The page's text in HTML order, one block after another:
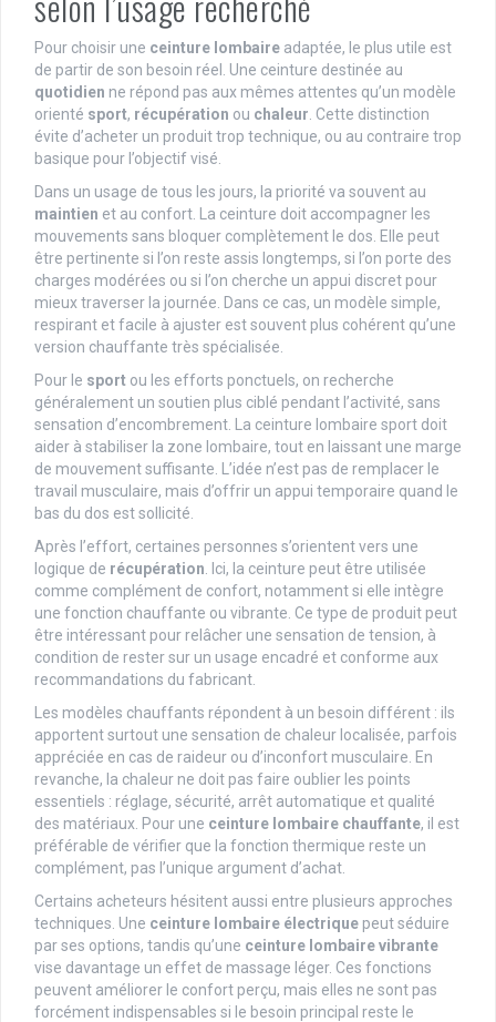
Pour choisir une ceinture lombaire adaptée, le plus utile est
de partir de son besoin réel. Une ceinture destinée au
quotidien ne répond pas aux mêmes attentes qu’un modèle
orienté sport, récupération ou chaleur . Cette distinction
évite d’acheter un produit trop technique, ou au contraire trop
basique pour l’objectif visé.
Dans un usage de tous les jours, la priorité va souvent au
maintien et au confort. La ceinture doit accompagner les
mouvements sans bloquer complètement le dos. Elle peut
être pertinente si l’on reste assis longtemps, si l’on porte des
charges modérées ou si l’on cherche un appui discret pour
mieux traverser la journée. Dans ce cas, un modèle simple,
respirant et facile à ajuster est souvent plus cohérent qu’une
version chauffante très spécialisée.
Pour le sport ou les efforts ponctuels, on recherche
généralement un soutien plus ciblé pendant l’activité, sans
sensation d’encombrement. La ceinture lombaire sport doit
aider à stabiliser la zone lombaire, tout en laissant une marge
de mouvement suffisante. L’idée n’est pas de remplacer le
travail musculaire, mais d’offrir un appui temporaire quand le
bas du dos est sollicité.
Après l’effort, certaines personnes s’orientent vers une
logique de récupération . Ici, la ceinture peut être utilisée
comme complément de confort, notamment si elle intègre
une fonction chauffante ou vibrante. Ce type de produit peut
être intéressant pour relâcher une sensation de tension, à
condition de rester sur un usage encadré et conforme aux
recommandations du fabricant.
Les modèles chauffants répondent à un besoin différent : ils
apportent surtout une sensation de chaleur localisée, parfois
appréciée en cas de raideur ou d’inconfort musculaire. En
revanche, la chaleur ne doit pas faire oublier les points
essentiels : réglage, sécurité, arrêt automatique et qualité
des matériaux. Pour une ceinture lombaire chauffante, il est
préférable de vérifier que la fonction thermique reste un
complément, pas l’unique argument d’achat.
Certains acheteurs hésitent aussi entre plusieurs approches
techniques. Une ceinture lombaire électrique peut séduire
par ses options, tandis qu’une ceinture lombaire vibrante
vise davantage un effet de massage léger. Ces fonctions
peuvent améliorer le confort perçu, mais elles ne sont pas
forcément indispensables si le besoin principal reste le